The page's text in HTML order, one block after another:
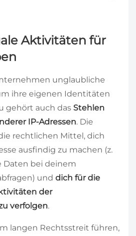
Aktivitäten für
unglaubliche
ihre eigenen Identitäten
gehört auch das Stehlen
IP-Adressen. Die
rechtlichen Mittel, dich
ausfindig zu machen (z.
Daten bei deinem
und dich für die
der
verfolgen.
langen Rechtsstreit führen,